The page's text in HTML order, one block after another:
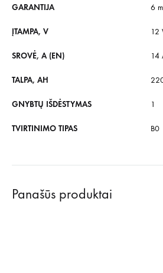
GARANTIJA 6
ĮTAMPA, V 12
SROVĖ, A (EN) 14
TALPA, AH
GNYBTŲ IŠDĖSTYMAS 1
TVIRTINIMO TIPAS B0
Panašūs produktai